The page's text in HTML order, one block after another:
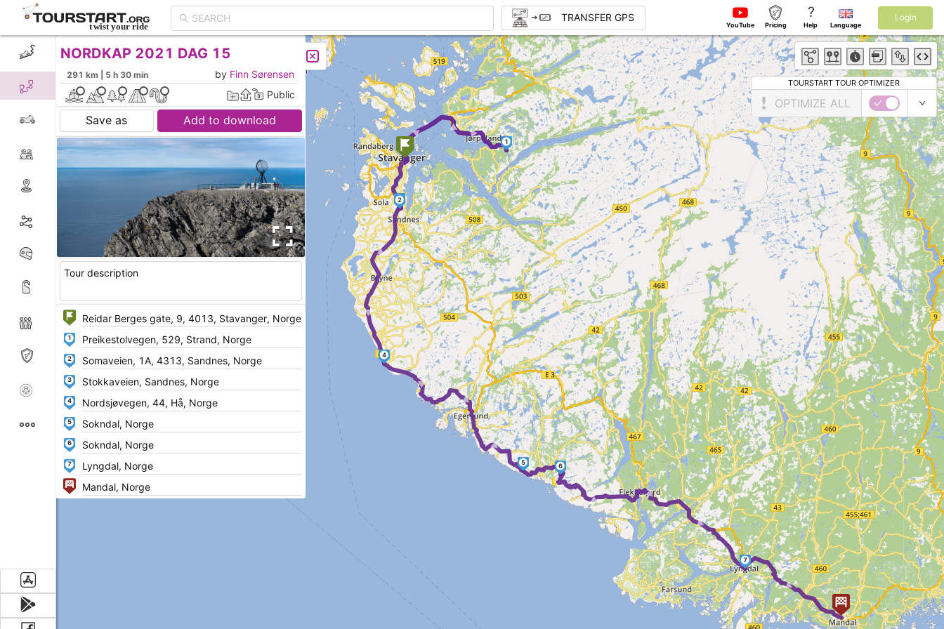
► ►
► ►
►
► ► ►
► ►
► ► ►
1
2
3
4
5 6
7
TRANSFER GPS
YouTube Pricing
?
Help Language
Login
CREATE TOUR LIST
NORDKAP 2021 DAG 15
291 km | 5 h 30 min by Finn Sørensen
Public
Save as Add to download
Tour description
1
2
3
4
5
6
7
TOURSTART TOUR OPTIMIZER
OPTIMIZE ALL